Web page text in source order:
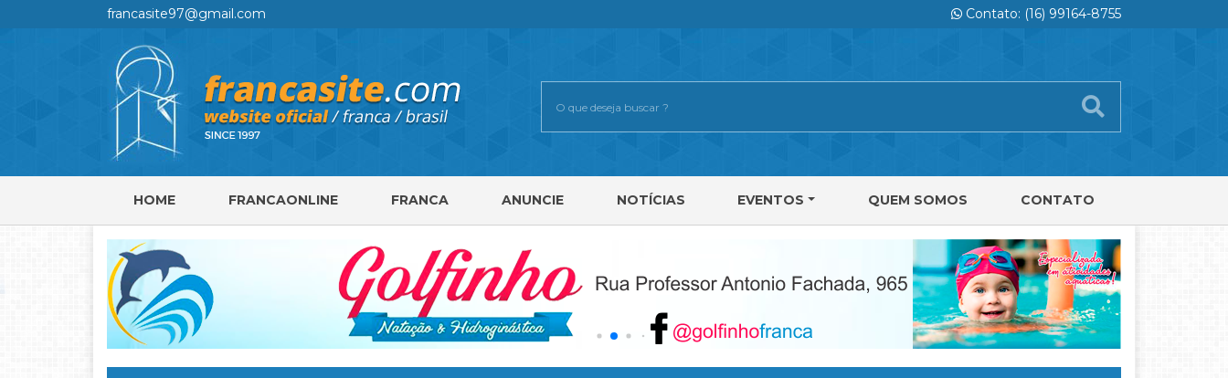
francasite97@gmail.com Contato: (16) 99164-8755
HOME FRANCAONLINE FRANCA ANUNCIE NOTÍCIAS EVENTOS QUEM SOMOS CONTATO